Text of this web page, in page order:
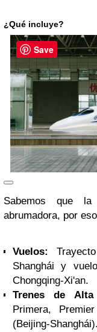
¿Qué incluye?
Sabemos que
abrumadora, por
Vuelos:
Shanghái y
Chongqing-Xi'an.
Trenes de Alta
Primera,
(Beijing-Shanghái).
Save